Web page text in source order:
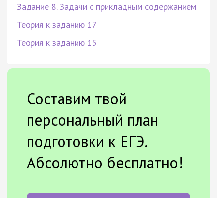
Задание 8. Задачи с прикладным содержанием
Теория к заданию 17
Теория к заданию 15
Составим твой
персональный план
подготовки к ЕГЭ.
Абсолютно бесплатно!